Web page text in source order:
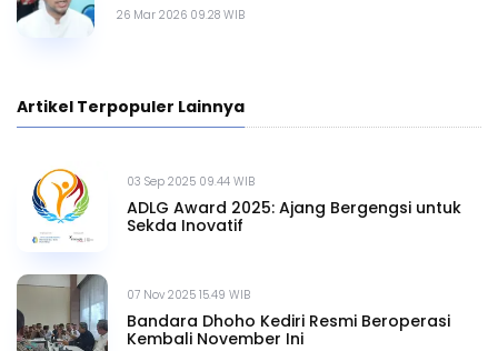
26 Mar 2026 09.28 WIB
Artikel Terpopuler Lainnya
03 Sep 2025 09.44 WIB
ADLG Award 2025: Ajang Bergengsi untuk
Sekda Inovatif
07 Nov 2025 15.49 WIB
Bandara Dhoho Kediri Resmi Beroperasi
Kembali November Ini